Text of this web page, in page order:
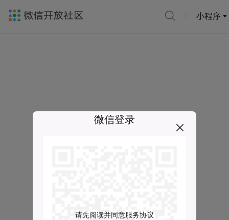
小程序
微信登录
请先阅读并同意服务协议